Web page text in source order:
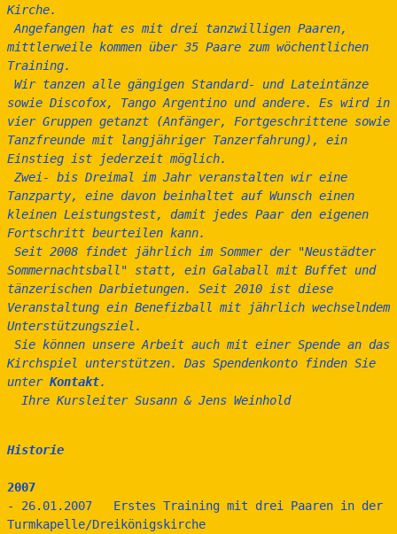
Kirche.
Angefangen hat es mit drei tanzwilligen Paaren,
mittlerweile kommen über 35 Paare zum wöchentlichen
Training.
Wir tanzen alle gängigen Standard- und Lateintänze
sowie Discofox, Tango Argentino und andere. Es wird in
vier Gruppen getanzt (Anfänger, Fortgeschrittene sowie
Tanzfreunde mit langjähriger Tanzerfahrung), ein
Einstieg ist jederzeit möglich.
Zwei- bis Dreimal im Jahr veranstalten wir eine
Tanzparty, eine davon beinhaltet auf Wunsch einen
kleinen Leistungstest, damit jedes Paar den eigenen
Fortschritt beurteilen kann.
Seit 2008 findet jährlich im Sommer der "Neustädter
Sommernachtsball" statt, ein Galaball mit Buffet und
tänzerischen Darbietungen. Seit 2010 ist diese
Veranstaltung ein Benefizball mit jährlich wechselndem
Unterstützungsziel.
Sie können unsere Arbeit auch mit einer Spende an das
Kirchspiel unterstützen. Das Spendenkonto finden Sie
unter Kontakt.
  Ihre Kursleiter Susann & Jens Weinhold
Historie
2007
- 26.01.2007   Erstes Training mit drei Paaren in der
Turmkapelle/Dreikönigskirche